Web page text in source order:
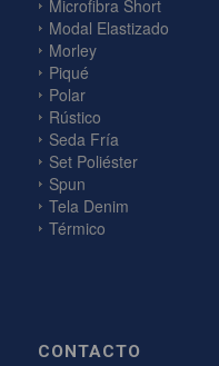
Microfibra Short
Modal Elastizado
Morley
Piqué
Polar
Rústico
Seda Fría
Set Poliéster
Spun
Tela Denim
Térmico
CONTACTO